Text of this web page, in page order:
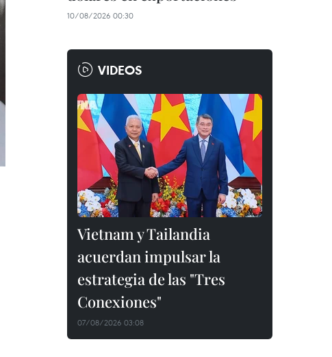
10/08/2026 00:30
VIDEOS
Vietnam y Tailandia
acuerdan impulsar la
estrategia de las "Tres
Conexiones"
07/08/2026 03:08